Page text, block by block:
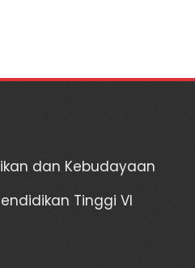
dan Kebudayaan
Tinggi VI